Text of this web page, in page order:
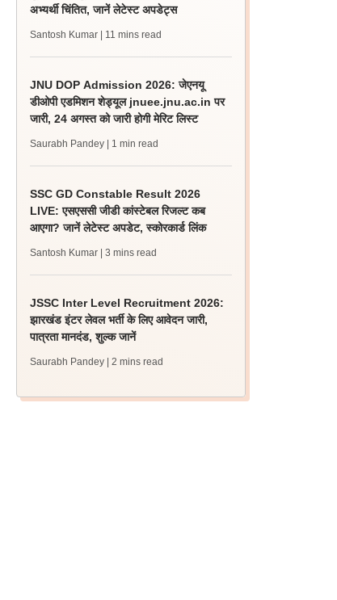
अभ्यर्थी चिंतित, जानें लेटेस्ट अपडेट्स
Santosh Kumar | 11 mins read
JNU DOP Admission 2026: जेएनयू
डीओपी एडमिशन शेड्यूल jnuee.jnu.ac.in पर
जारी, 24 अगस्त को जारी होगी मेरिट लिस्ट
Saurabh Pandey | 1 min read
SSC GD Constable Result 2026
LIVE: एसएससी जीडी कांस्टेबल रिजल्ट कब
आएगा? जानें लेटेस्ट अपडेट, स्कोरकार्ड लिंक
Santosh Kumar | 3 mins read
JSSC Inter Level Recruitment 2026:
झारखंड इंटर लेवल भर्ती के लिए आवेदन जारी,
पात्रता मानदंड, शुल्क जानें
Saurabh Pandey | 2 mins read